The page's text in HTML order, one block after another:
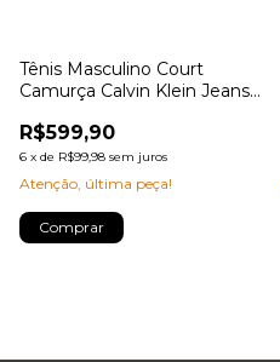
Tênis Masculino Court
Camurça Calvin Klein Jeans
R$599,90
6 x de R$99,98 sem juros
Atenção, última peça!
Comprar